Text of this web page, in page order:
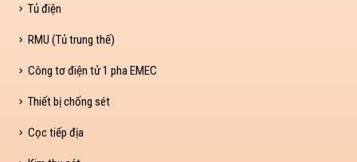
Tủ điện
RMU (Tủ trung thế)
Công tơ điện tử 1 pha EMEC
Thiết bị chống sét
Cọc tiếp địa